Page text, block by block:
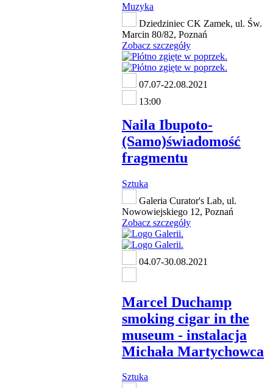
Muzyka
Dziedziniec CK Zamek, ul. Św.
Marcin 80/82, Poznań
Zobacz szczegóły
07.07-22.08.2021
13:00
Naila Ibupoto-
(Samo)świadomość
fragmentu
Sztuka
Galeria Curator's Lab, ul.
Nowowiejskiego 12, Poznań
Zobacz szczegóły
04.07-30.08.2021
Marcel Duchamp
smoking cigar in the
museum - instalacja
Michała Martychowca
Sztuka